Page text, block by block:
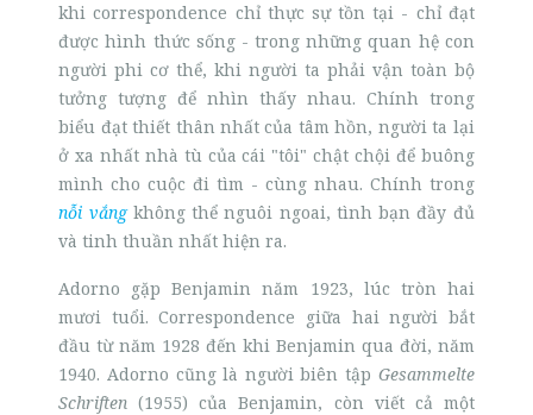
khi correspondence chỉ thực sự tồn tại - chỉ đạt
được hình thức sống - trong những quan hệ con
người phi cơ thể, khi người ta phải vận toàn bộ
tưởng tượng để nhìn thấy nhau. Chính trong
biểu đạt thiết thân nhất của tâm hồn, người ta lại
ở xa nhất nhà tù của cái "tôi" chật chội để buông
mình cho cuộc đi tìm - cùng nhau. Chính trong
nỗi vắngkhông thể nguôi ngoai, tình bạn đầy đủ
và tinh thuần nhất hiện ra.
Adorno gặp Benjamin năm 1923, lúc tròn hai
mươi tuổi. Correspondence giữa hai người bắt
đầu từ năm 1928 đến khi Benjamin qua đời, năm
1940. Adorno cũng là người biên tập Gesammelte
Schriften (1955) của Benjamin, còn viết cả một